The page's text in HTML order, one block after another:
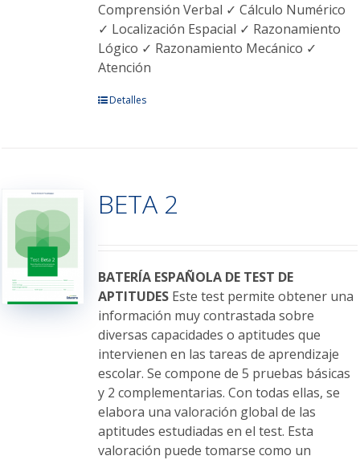
Comprensión Verbal ✓ Cálculo Numérico
✓ Localización Espacial ✓ Razonamiento
Lógico ✓ Razonamiento Mecánico ✓
Atención
Este
Las
opciones
elegir
en
la
página
de
producto
Detalles
BETA 2
BATERÍA ESPAÑOLA DE TEST DE
APTITUDESEste test permite obtener una
información muy contrastada sobre
diversas capacidades o aptitudes que
intervienen en las tareas de aprendizaje
escolar. Se compone de 5 pruebas básicas
y 2 complementarias. Con todas ellas, se
elabora una valoración global de las
aptitudes estudiadas en el test. Esta
valoración puede tomarse como un